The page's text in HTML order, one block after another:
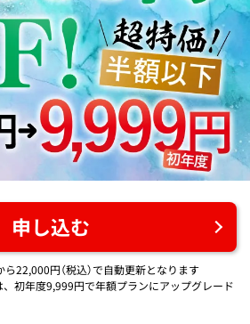
申し込む
22,000円（税込）で自動更新となります
初年度9,999円で年額プランにアップグレード